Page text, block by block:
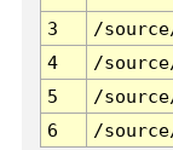
3 /
4
/
5
/
6
/